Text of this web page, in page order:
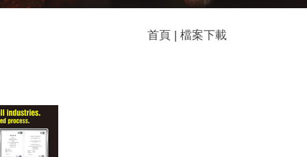
首頁 | 檔案下載